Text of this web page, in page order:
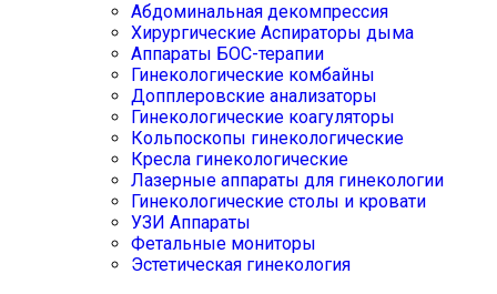
Абдоминальная декомпрессия
Хирургические Аспираторы дыма
Аппараты БОС-терапии
Гинекологические комбайны
Допплеровские анализаторы
Гинекологические коагуляторы
Кольпоскопы гинекологические
Кресла гинекологические
Лазерные аппараты для гинекологии
Гинекологические столы и кровати
УЗИ Аппараты
Фетальные мониторы
Эстетическая гинекология